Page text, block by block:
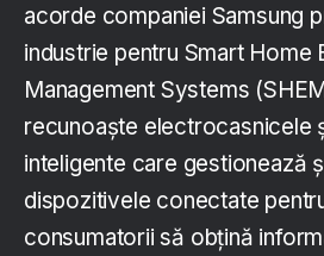
acorde companiei Samsung
industrie pentru Smart Home
Management Systems
recunoaște electrocasnicele
inteligente care gestionează
dispozitivele conectate
consumatorii să obțină